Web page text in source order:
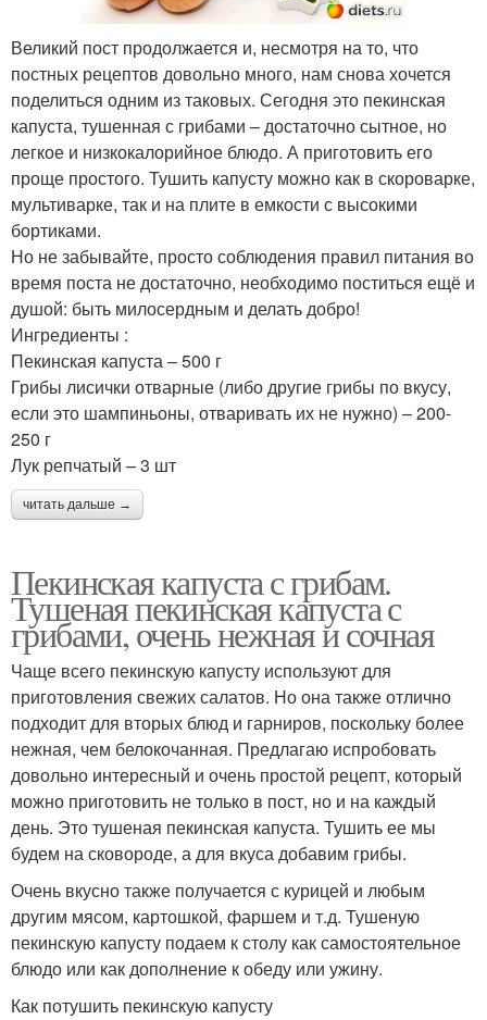
Великий пост продолжается и, несмотря на то, что
постных рецептов довольно много, нам снова хочется
поделиться одним из таковых. Сегодня это пекинская
капуста, тушенная с грибами – достаточно сытное, но
легкое и низкокалорийное блюдо. А приготовить его
проще простого. Тушить капусту можно как в скороварке,
мультиварке, так и на плите в емкости с высокими
бортиками.
Но не забывайте, просто соблюдения правил питания во
время поста не достаточно, необходимо поститься ещё и
душой: быть милосердным и делать добро!
Ингредиенты :
Пекинская капуста – 500 г
Грибы лисички отварные (либо другие грибы по вкусу,
если это шампиньоны, отваривать их не нужно) – 200-
250 г
Лук репчатый – 3 шт
читать дальше →
Пекинская капуста с грибам.
Тушеная пекинская капуста с
грибами, очень нежная и сочная
Чаще всего пекинскую капусту используют для
приготовления свежих салатов. Но она также отлично
подходит для вторых блюд и гарниров, поскольку более
нежная, чем белокочанная. Предлагаю испробовать
довольно интересный и очень простой рецепт, который
можно приготовить не только в пост, но и на каждый
день. Это тушеная пекинская капуста. Тушить ее мы
будем на сковороде, а для вкуса добавим грибы.
Очень вкусно также получается с курицей и любым
другим мясом, картошкой, фаршем и т.д. Тушеную
пекинскую капусту подаем к столу как самостоятельное
блюдо или как дополнение к обеду или ужину.
Как потушить пекинскую капусту